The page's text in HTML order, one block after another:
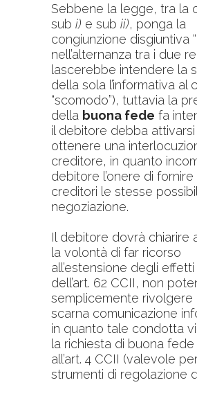
Sebbene la legge, tra la
sub i) e sub ii), ponga la
congiunzione disgiuntiva
nell’alternanza tra i due
lascerebbe intendere la
della sola l’informativa al
“scomodo”), tuttavia la
della buona fede fa
il debitore debba
ottenere una
creditore, in quanto
debitore l’onere di fornire
creditori le stesse
negoziazione.
Il debitore dovrà chiarire
la volontà di far ricorso
all’estensione degli effetti
dell’art. 62 CCII, non
semplicemente rivolgere
scarna comunicazione
in quanto tale condotta
la richiesta di buona fede
all’art. 4 CCII (valevole
strumenti di regolazione